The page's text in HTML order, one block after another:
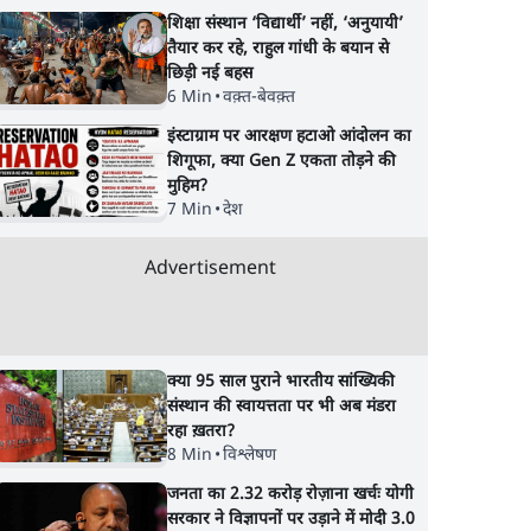
शिक्षा संस्थान ‘विद्यार्थी’ नहीं, ‘अनुयायी’
तैयार कर रहे, राहुल गांधी के बयान से
छिड़ी नई बहस
6 Min •वक़्त-बेवक़्त
इंस्टाग्राम पर आरक्षण हटाओ आंदोलन का
शिगूफा, क्या Gen Z एकता तोड़ने की
मुहिम?
7 Min •देश
Advertisement
क्या 95 साल पुराने भारतीय सांख्यिकी
संस्थान की स्वायत्तता पर भी अब मंडरा
रहा ख़तरा?
8 Min •विश्लेषण
जनता का 2.32 करोड़ रोज़ाना खर्चः योगी
सरकार ने विज्ञापनों पर उड़ाने में मोदी 3.0